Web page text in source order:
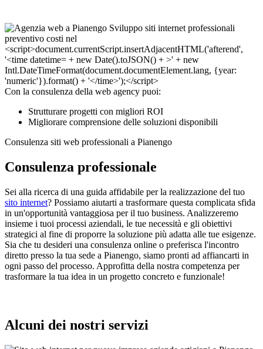
Con la consulenza della web agency puoi:
Strutturare progetti con migliori ROI
Migliorare comprensione delle soluzioni disponibili
Consulenza siti web professionali a Pianengo
Consulenza professionale
Sei alla ricerca di una guida affidabile per la realizzazione del tuo
sito internet? Possiamo aiutarti a trasformare questa complicata sfida
in un'opportunità vantaggiosa per il tuo business. Analizzeremo
insieme i tuoi processi aziendali, le tue necessità e gli obiettivi
strategici al fine di proporre la soluzione più adatta alle tue esigenze.
Sia che tu desideri una consulenza online o preferisca l'incontro
diretto presso la tua sede a Pianengo, siamo pronti ad affiancarti in
ogni passo del processo. Approfitta della nostra competenza per
trasformare la tua idea in un progetto concreto e funzionale!
Alcuni dei nostri servizi